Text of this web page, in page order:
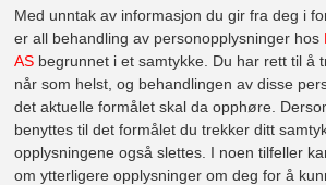
Med unntak av informasjon du gir fra deg i
er all behandling av personopplysninger hos
AS begrunnet i et samtykke. Du har rett til å
når som helst, og behandlingen av disse
det aktuelle formålet skal da opphøre.
benyttes til det formålet du trekker ditt
opplysningene også slettes. I noen tilfeller
om ytterligere opplysninger om deg for å